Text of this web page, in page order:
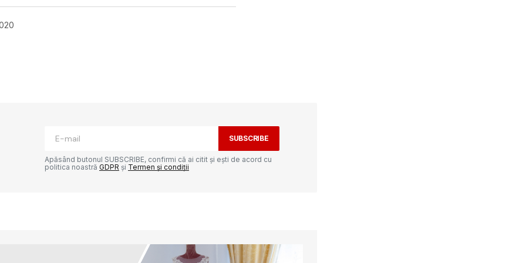
SUBSCRIBE
Apăsând butonul SUBSCRIBE, confirmi că ai citit și ești de acord cu
politica noastră GDPR și Termen și condiții